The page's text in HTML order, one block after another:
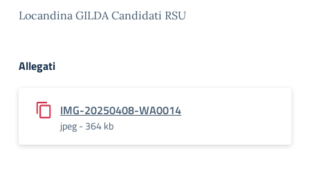
Locandina GILDA Candidati RSU
Allegati
IMG-20250408-WA0014
jpeg - 364 kb